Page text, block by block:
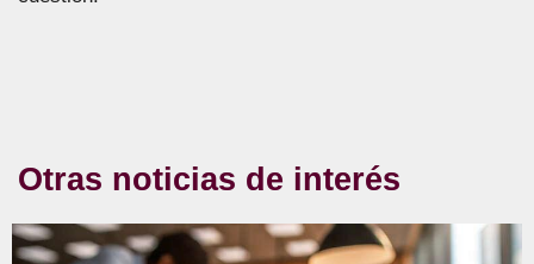
Otras noticias de interés